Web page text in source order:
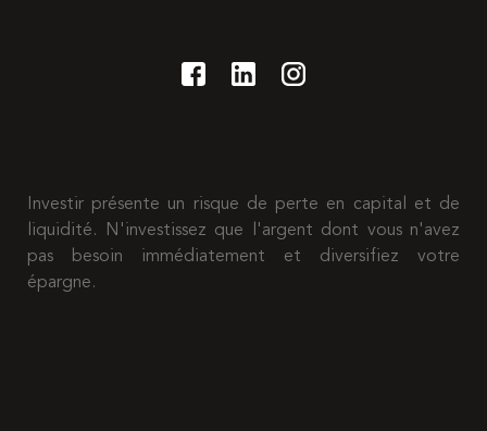
Investir présente un risque de perte en capital et de
liquidité. N'investissez que l'argent dont vous n'avez
pas besoin immédiatement et diversifiez votre
épargne.